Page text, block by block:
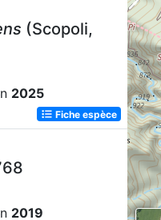
(Scopoli,
2025
Fiche espèce
2019